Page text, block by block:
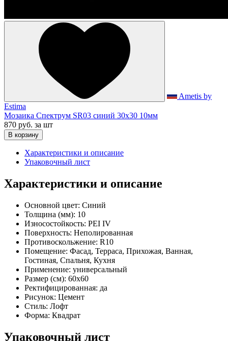
Ametis by
Estima
Мозаика Спектрум SR03 синий 30x30 10мм
870 руб. за шт
В корзину
Характеристики и описание
Упаковочный лист
Характеристики и описание
Основной цвет: Синий
Толщина (мм): 10
Износостойкость: PEI IV
Поверхность: Неполированная
Противоскольжение: R10
Помещение: Фасад, Терраса, Прихожая, Ванная,
Гостиная, Спальня, Кухня
Применение: универсальный
Размер (см): 60x60
Ректифицированная: да
Рисунок: Цемент
Стиль: Лофт
Форма: Квадрат
Упаковочный лист